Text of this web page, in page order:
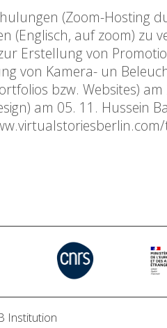
(Zoom-Hosting
(Englisch, auf zoom) zu
Erstellung von
von Kamera- un
bzw. Websites)
am 05. 11. Hussein
Institution